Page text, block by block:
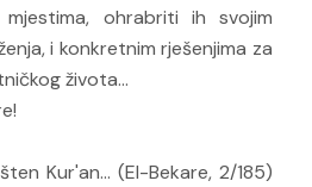
ohrabriti ih svojim
i konkretnim rješenjima za
života...
Kur'an... (El-Bekare, 2/185)